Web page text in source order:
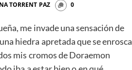
TORRENT PAZ 0
me invade una sensación de
hiedra apretada que se enrosca
mis cromos de Doraemon